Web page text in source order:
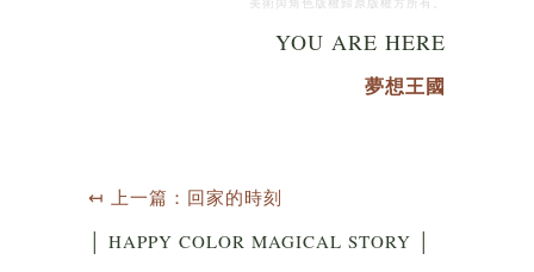
YOU ARE HERE
夢想王國
↤ 上一篇：回家的時刻
│ HAPPY COLOR MAGICAL STORY │